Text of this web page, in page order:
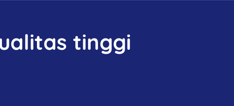
tinggi